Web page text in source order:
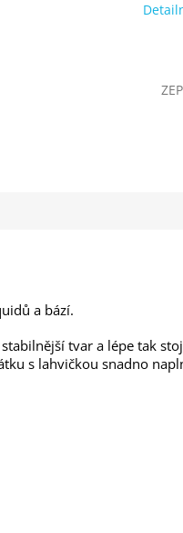
a bází.
tvar a lépe tak
s lahvičkou snadno